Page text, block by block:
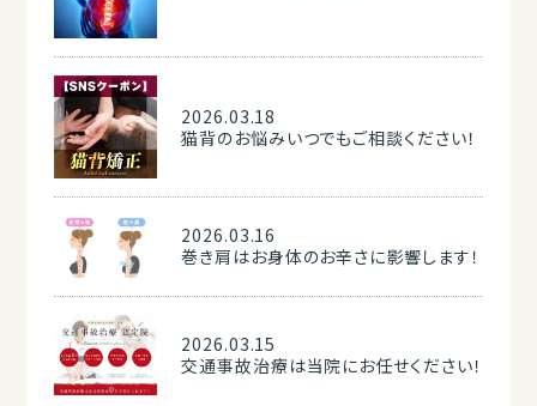
2026.03.18
猫背のお悩みいつでもご相談ください！
2026.03.16
巻き肩はお身体のお辛さに影響します！
2026.03.15
交通事故治療は当院にお任せください！